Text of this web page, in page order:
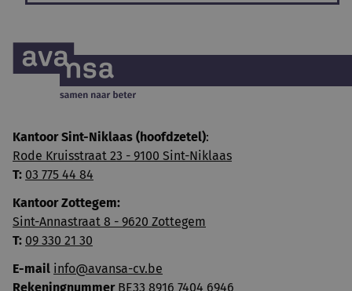
Kantoor Sint-Niklaas (hoofdzetel):
Rode Kruisstraat 23 - 9100 Sint-Niklaas
T: 03 775 44 84
Kantoor Zottegem:
Sint-Annastraat 8 - 9620 Zottegem
T: 09 330 21 30
E-mail info@avansa-cv.be
Rekeningnummer BE33 8916 7404 6946